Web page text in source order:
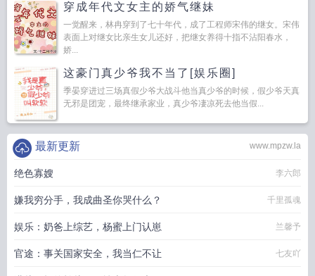
穿成年代文女主的娇气继妹
一觉醒来，林冉穿到了七十年代，成了工程师宋伟的继女。宋伟
表面上对继女比亲生女儿还好，把继女养得十指不沾阳春水，
娇...
这豪门真少爷我不当了[娱乐圈]
季晏穿进过三场真假少爷大战斗他当真少爷的时候，假少爷天真
无邪是团宠，最终继承家业，真少爷凄凉死去他当假...
www.mpzw.la
最新更新
绝色寡嫂 李六郎
嫌我穷分手，我成曲圣你哭什么？ 千里孤魂
娱乐：奶爸上综艺，杨蜜上门认崽 兰馨予
官途：事关国家安全，我当仁不让 七友吖